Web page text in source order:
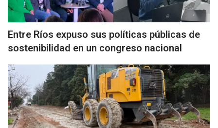
Entre Ríos expuso sus políticas públicas de
sostenibilidad en un congreso nacional